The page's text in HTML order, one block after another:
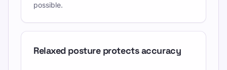
possible.
Relaxed posture protects accuracy